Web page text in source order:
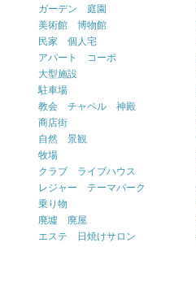
ガーデン 庭園
美術館 博物館
民家 個人宅
アパート コーポ
大型施設
駐車場
教会 チャペル 神殿
商店街
自然 景観
牧場
クラブ ライブハウス
レジャー テーマパーク
乗り物
廃墟 廃屋
エステ 日焼けサロン